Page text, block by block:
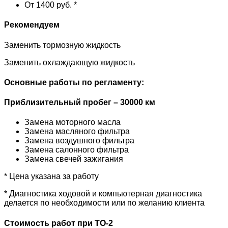
От 1400 руб. *
Рекомендуем
Заменить тормозную жидкость
Заменить охлаждающую жидкость
Основные работы по регламенту:
Приблизительный пробег – 30000 км
Замена моторного масла
Замена масляного фильтра
Замена воздушного фильтра
Замена салонного фильтра
Замена свечей зажигания
* Цена указана за работу
* Диагностика ходовой и компьютерная диагностика
делается по необходимости или по желанию клиента
Стоимость работ при ТО-2